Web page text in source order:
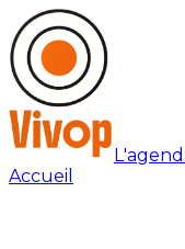
Accueil